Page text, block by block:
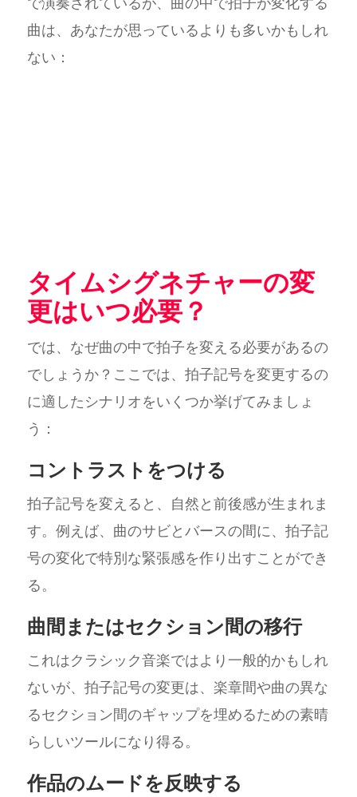
曲は、あなたが思っているよりも多いかもしれ
ない：
タイムシグネチャーの変
更はいつ必要？
では、なぜ曲の中で拍子を変える必要があるの
でしょうか？ここでは、拍子記号を変更するの
に適したシナリオをいくつか挙げてみましょ
う：
コントラストをつける
拍子記号を変えると、自然と前後感が生まれま
す。例えば、曲のサビとバースの間に、拍子記
号の変化で特別な緊張感を作り出すことができ
る。
曲間またはセクション間の移行
これはクラシック音楽ではより一般的かもしれ
ないが、拍子記号の変更は、楽章間や曲の異な
るセクション間のギャップを埋めるための素晴
らしいツールになり得る。
作品のムードを反映する